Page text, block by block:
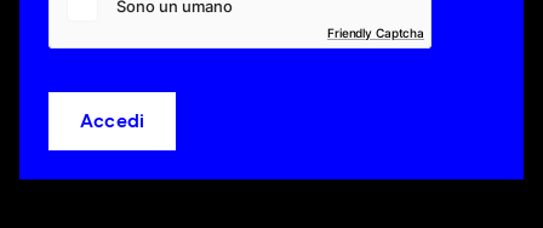
Friendly Captcha
Accedi